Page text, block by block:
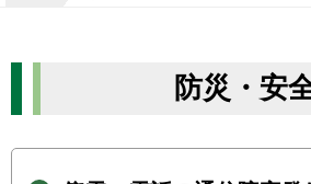
防災・安